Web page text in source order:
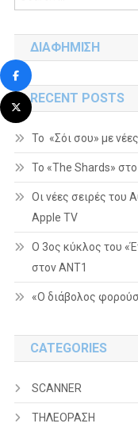
ΔΙΑΦΗΜΙΣΗ
RECENT POSTS
Το «Σόι σου» με
To «The Shards»
Οι νέες σειρές του
Apple TV
Ο 3ος κύκλος του
στον ΑΝΤ1
«Ο διάβολος
CATEGORIES
SCANNER
ΤΗΛΕΟΡΑΣΗ